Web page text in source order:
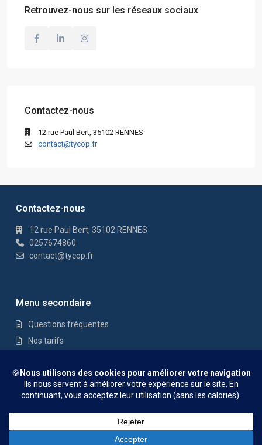
Retrouvez-nous sur les réseaux sociaux
Contactez-nous
12 rue Paul Bert, 35102 RENNES
contact@tycop.fr
Contactez-nous
12 rue Paul Bert, 35102 RENNES
0257674860
contact@tycop.fr
Menu secondaire
Questions fréquentes
Nos tarifs
Mentions Légales
Nos tarifsNous rejoindre